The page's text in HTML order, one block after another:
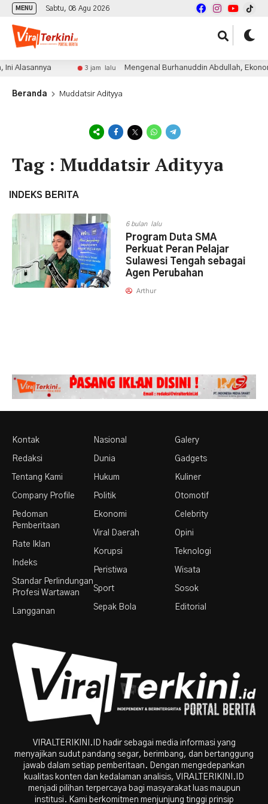
MENU Sabtu, 08 Agu 2026
Alasannya 3 jam lalu Mengenal Burhanuddin Abdullah,
Beranda Muddatsir Adityya
Tag : Muddatsir Adityya
INDEKS BERITA
6 bulan lalu
Program Duta SMA
Perkuat Peran Pelajar
Sulawesi Tengah sebagai
Agen Perubahan
Arthur
Kontak
Redaksi
Tentang Kami
Company Profile
Pedoman
Pemberitaan
Rate Iklan
Indeks
Standar Perlindungan
Profesi Wartawan
Langganan
Nasional
Dunia
Hukum
Politik
Ekonomi
Viral Daerah
Korupsi
Peristiwa
Sport
Sepak Bola
Galery
Gadgets
Kuliner
Otomotif
Celebrity
Opini
Teknologi
Wisata
Sosok
Editorial
VIRALTERIKINI.ID hadir sebagai media informasi yang
menyajikan sudut pandang segar, berimbang, dan bertanggung
jawab dalam setiap pemberitaan. Dengan mengedepankan
kualitas konten dan kedalaman analisis, VIRALTERIKINI.ID
menjadi pilihan terpercaya bagi masyarakat luas maupun
institusi. Kami berkomitmen menjunjung tinggi prinsip